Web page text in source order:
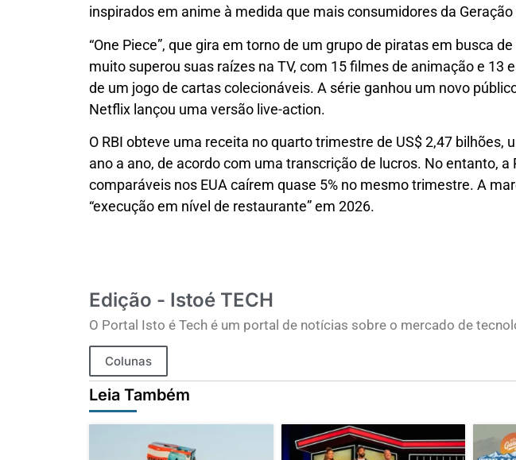
inspirados em anime à medida que mais consumidores da
“One Piece”, que gira em torno de um grupo de piratas em busca
muito superou suas raízes na TV, com 15 filmes de animação e 13
de um jogo de cartas colecionáveis. A série ganhou um novo
Netflix lançou uma versão live-action.
O RBI obteve uma receita no quarto trimestre de US$ 2,47 bilhões,
ano a ano, de acordo com uma transcrição de lucros. No entanto, a
comparáveis ​​nos EUA caírem quase 5% no mesmo trimestre. A
“execução em nível de restaurante” em 2026.
Edição - Istoé TECH
O Portal Isto é Tech é um portal de notícias sobre o mercado de
Colunas
Leia Também